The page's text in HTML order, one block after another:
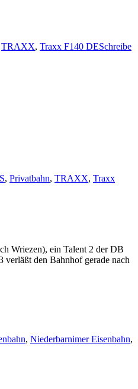
TRAXX, Traxx F140 DESchreibe
, Privatbahn, TRAXX, Traxx
Wriezen), ein Talent 2 der DB
den Bahnhof gerade nach
, Niederbarnimer Eisenbahn,